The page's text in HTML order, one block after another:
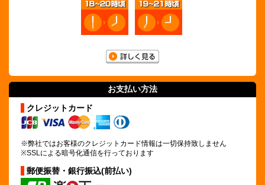
お支払い方法
クレジットカード
※弊社ではお客様のクレジットカード情報は一切保持致しません
※SSLによる暗号化通信を行っております
郵便振替・銀行振込(前払い)